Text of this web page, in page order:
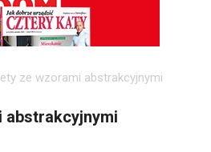
ze wzorami abstrakcyjnymi
abstrakcyjnymi